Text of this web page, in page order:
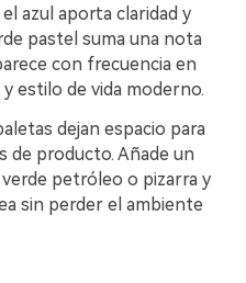
azul aporta claridad y
pastel suma una nota
con frecuencia en
estilo de vida moderno.
dejan espacio para
de producto. Añade un
petróleo o pizarra y
sin perder el ambiente